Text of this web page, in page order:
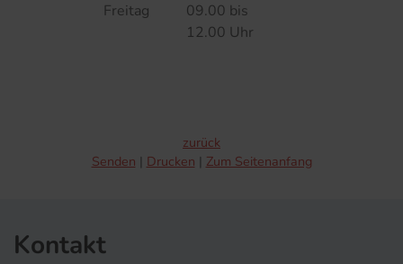
Freitag
09.00 bis
12.00 Uhr
zurück
Senden
Drucken Zum Seitenanfang
Kontakt